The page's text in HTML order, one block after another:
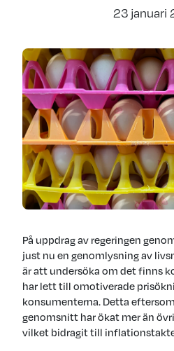
23 januari
På uppdrag av regeringen
just nu en genomlysning av
är att undersöka om det finns
har lett till omotiverade
konsumenterna. Detta
genomsnitt har ökat mer än
vilket bidragit till